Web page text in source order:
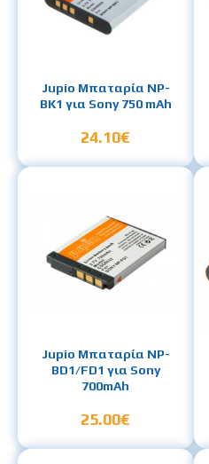
Jupio Μπαταρία NP-
BK1 για Sony 750 mAh
24.10€
Jupio Μπαταρία NP-
BD1/FD1 για Sony
700mAh
25.00€